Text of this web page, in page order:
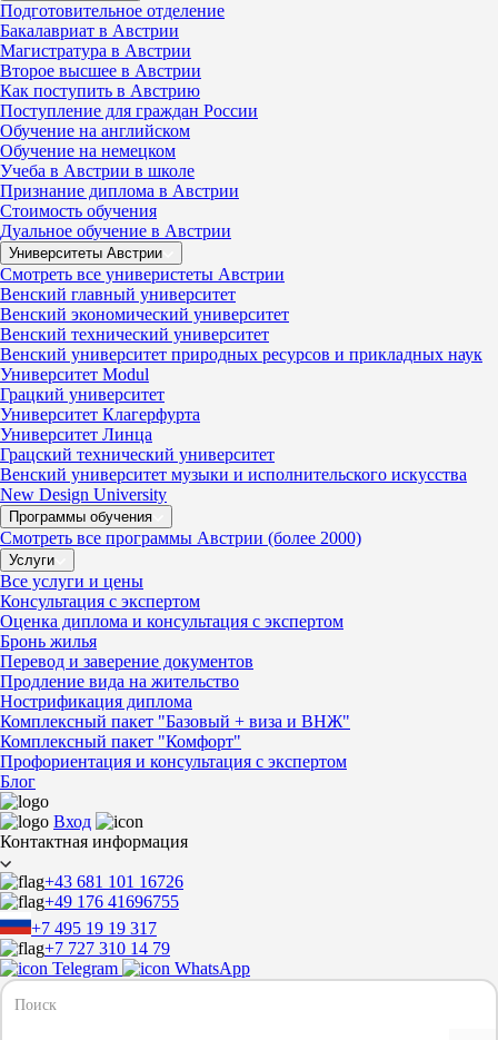
Подготовительное отделение
Бакалавриат в Австрии
Магистратура в Австрии
Второе высшее в Австрии
Как поступить в Австрию
Поступление для граждан России
Обучение на английском
Обучение на немецком
Учеба в Австрии в школе
Признание диплома в Австрии
Стоимость обучения
Дуальное обучение в Австрии
Университеты Австрии
Смотреть все универистеты Австрии
Венский главный университет
Венский экономический университет
Венский технический университет
Венский университет природных ресурсов и прикладных наук
Университет Modul
Грацкий университет
Университет Клагерфурта
Университет Линца
Грацский технический университет
Венский университет музыки и исполнительского искусства
New Design University
Программы обучения
Смотреть все программы Австрии (более 2000)
Услуги
Все услуги и цены
Консультация с экспертом
Оценка диплома и консультация с экспертом
Бронь жилья
Перевод и заверение документов
Продление вида на жительство
Нострификация диплома
Комплексный пакет "Базовый + виза и ВНЖ"
Комплексный пакет "Комфорт"
Профориентация и консультация с экспертом
Блог
Вход
Контактная информация
+43 681 101 16726
+49 176 41696755
+7 495 19 19 317
+7 727 310 14 79
Telegram
WhatsApp